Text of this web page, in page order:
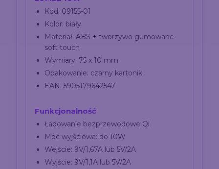
Kod: 09155-01
Kolor: biały
Materiał: ABS + tworzywo gumowane
soft touch
Wymiary: 75 x 10 mm
Opakowanie: czarny kartonik
EAN: 5905179642547
Funkcjonalność
Ładowanie bezprzewodowe Qi
Moc wyjściowa: do 10W
Wejście: 9V/1,67A lub 5V/2A
Wyjście: 9V/1,1A lub 5V/2A